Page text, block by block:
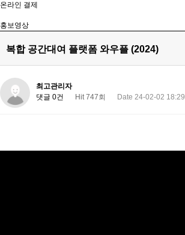
온라인 결제
홍보영상
복합 공간대여 플랫폼 와우플 (2024)
최고관리자
댓글 0건
Hit 747회 Date 24-02-02 18:29